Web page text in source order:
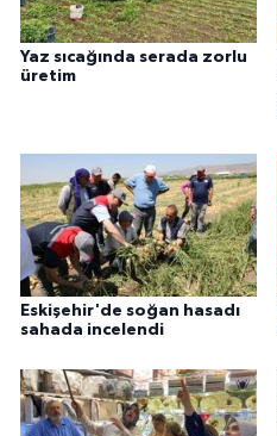
Yaz sıcağında serada zorlu
üretim
Eskişehir'de soğan hasadı
sahada incelendi